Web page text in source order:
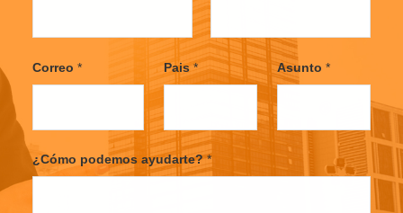
r
s
L
a
s
t
Correo * Pais* Asunto *
¿Cómo podemos ayudarte?*